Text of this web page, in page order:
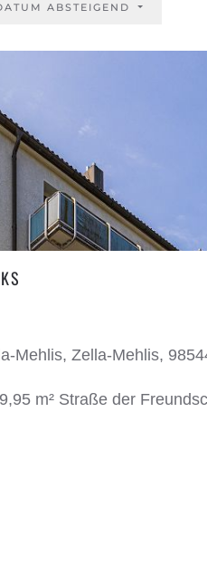
ABSTEIGEND
Mehlis, Zella-Mehlis,
m² Straße der